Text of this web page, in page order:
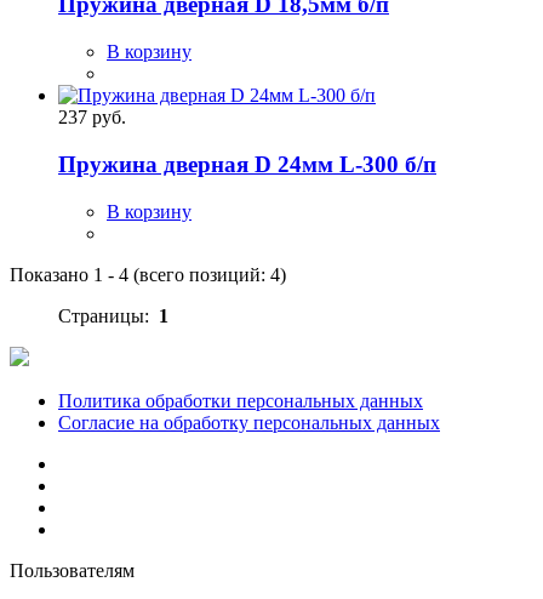
В корзину
237 руб.
Пружина дверная D 24мм L-300 б/п
В корзину
Показано 1 - 4 (всего позиций: 4)
Страницы: 1
Политика обработки персональных данных
Согласие на обработку персональных данных
Пользователям